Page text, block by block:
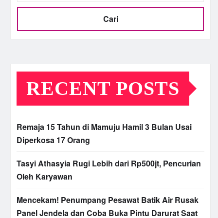
Cari
RECENT POSTS
Remaja 15 Tahun di Mamuju Hamil 3 Bulan Usai
Diperkosa 17 Orang
Tasyi Athasyia Rugi Lebih dari Rp500jt, Pencurian
Oleh Karyawan
Mencekam! Penumpang Pesawat Batik Air Rusak
Panel Jendela dan Coba Buka Pintu Darurat Saat